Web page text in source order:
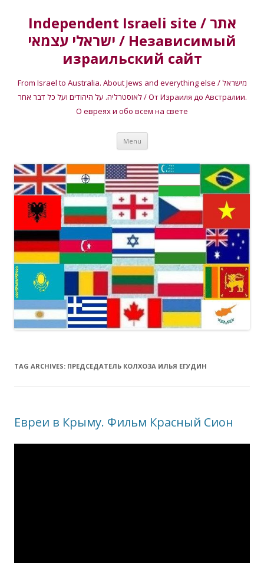
Independent Israeli site / אתר
ישראלי עצמאי / Независимый
израильский сайт
From Israel to Australia. About Jews and everything else / מישראל
לאוסטרליה. על היהודים ועל כל דבר אחר / От Израиля до Австралии.
О евреях и обо всем на свете
Menu Skip
content
TAG ARCHIVES: ПРЕДСЕДАТЕЛЬ КОЛХОЗА ИЛЬЯ ЕГУДИН
Евреи в Крыму. Фильм Красный Сион